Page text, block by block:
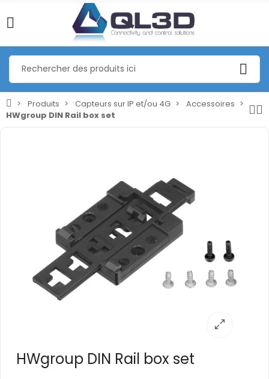
Produits Capteurs sur IP et/ou 4G
Accessoires
HWgroup DIN Rail box set
HWgroup DIN Rail box set